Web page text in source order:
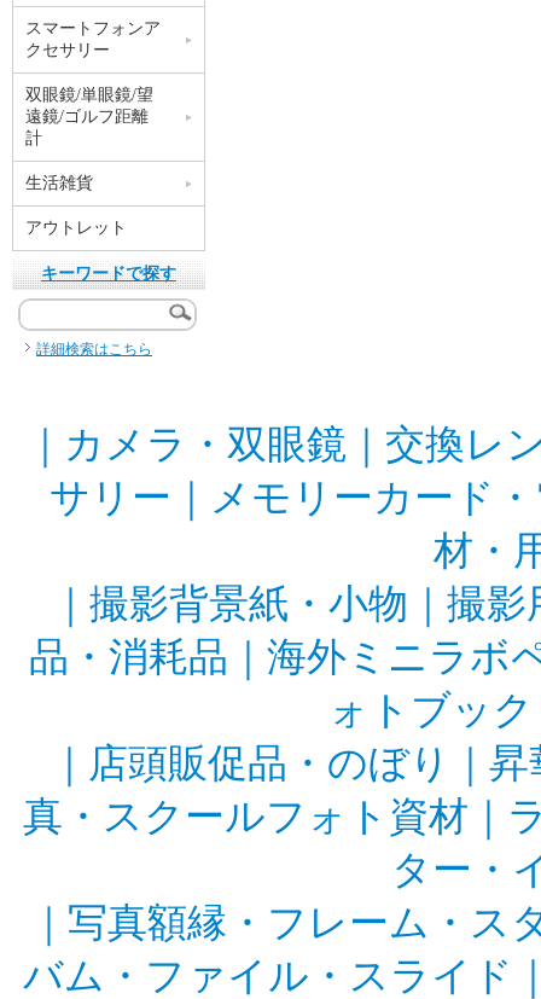
スマートフォンア
クセサリー
双眼鏡/単眼鏡/望
遠鏡/ゴルフ距離
計
生活雑貨
アウトレット
キーワードで探す
詳細検索はこちら
カメラ・双眼鏡
交換レ
サリー
メモリーカード
材・
撮影背景紙・小物
撮影
品・消耗品
海外ミニラボ
ォトブッ
店頭販促品・のぼり
昇
真・スクールフォト資材
ター・
写真額縁・フレーム・ス
バム・ファイル・スライド